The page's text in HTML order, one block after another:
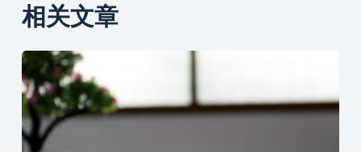
相关文章